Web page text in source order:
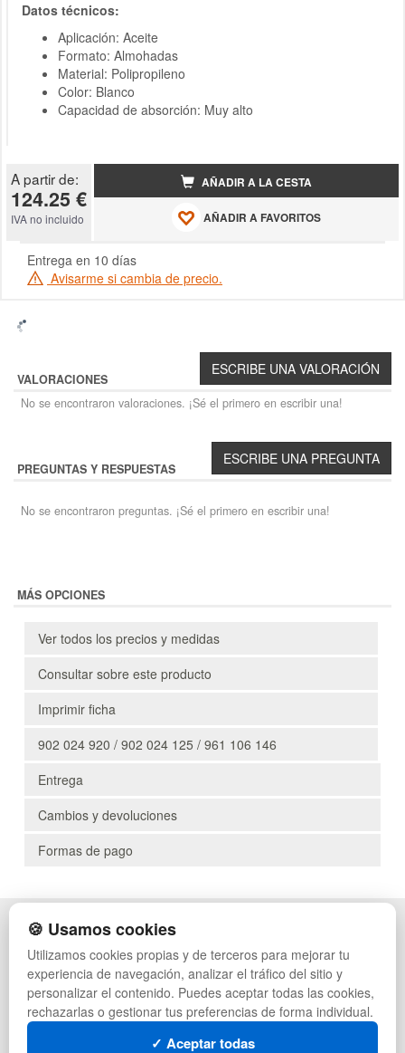
Datos técnicos:
Aplicación: Aceite
Formato: Almohadas
Material: Polipropileno
Color: Blanco
Capacidad de absorción: Muy alto
A partir de:
124.25 €
IVA no incluido
AÑADIR A LA CESTA
AÑADIR A FAVORITOS
Entrega en 10 días
Avisarme si cambia de precio.
VALORACIONES
No se encontraron valoraciones. ¡Sé el primero en escribir una!
PREGUNTAS Y RESPUESTAS
No se encontraron preguntas. ¡Sé el primero en escribir una!
MÁS OPCIONES
Ver todos los precios y medidas
Consultar sobre este producto
Imprimir ficha
902 024 920 / 902 024 125 / 961 106 146
Entrega
Cambios y devoluciones
Formas de pago
POLÍTICA DE PRIVACIDAD
CONDICIONES DE USO
CAMBIOS Y DEVOLUCIONES
CONTACTO
QUIENES SOMOS
MAPA WEB
PREGUNTAS FRECUENTES
PALETS DE PLÁSTICO
MANUTENCIÓN
GESTIÓN DE RESIDUOS
PALETS
CONTENEDORES DE PLÁSTICO
LIQUIDACIÓN Y SOBRANTES
🍪 Usamos cookies
Utilizamos cookies propias y de terceros para mejorar tu
experiencia de navegación, analizar el tráfico del sitio y
personalizar el contenido. Puedes aceptar todas las cookies,
rechazarlas o gestionar tus preferencias de forma individual.
✓ Aceptar todas